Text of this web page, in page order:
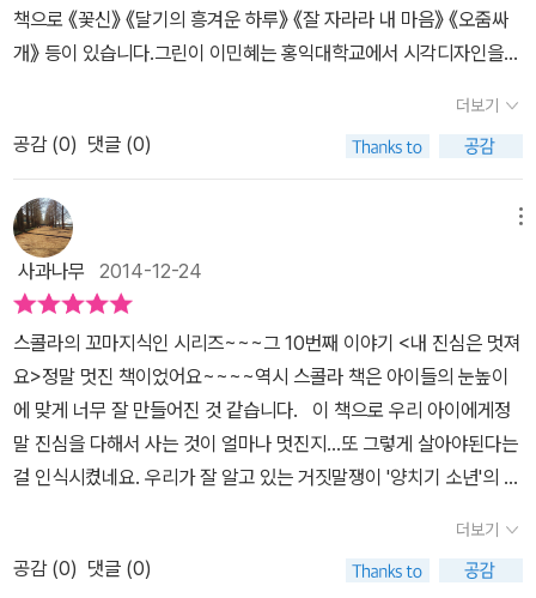
책으로 《꽃신》 《달기의 흥겨운 하루》 《잘 자라라 내 마음》 《오줌싸
개》 등이 있습니다.그린이 이민혜는 홍익대학교에서 시각디자인을
《난 밥 먹기 싫어》가 있고, 그린 책으로는 《지퍼가 고장 났다!》 《내
맘대로 할래》 《화가 둥! 둥! 둥!》 《치카치카 양치질 안 할래》 《얼렁뚱
땅 아가씨》 등이 있습니다.​[인터넷 교보문고 제공] ​​ 스콜라 꼬마지식
인 시리즈 10번째'내 진심은 멋져요' 라는 정말 멋진 책을 만나게 되
었다.가슴에 뜨거운 하트 모양의 따스한 마음이 느껴지는표지의 그림
이 인상적인데 어떤 내용을 담고 있을지 궁금했다.아이와 설레는 마
음으로 책을 펼쳤다. 주인공 똘똘이는 양치기 소년이다.여기서 뭔가
익숙한 스토리가 전개되지 않을까란 생각이 들면서웬지 우리에게 잘
알려진 양치기 소년..이 책의 전개가 그렇게 펼쳐질거란 예상을 하며
책을 살펴보니 똘똘이 역시 진정성이 없는 거짓말쟁이였다.부모님에
게 솔직하게 이야기 하지 않고대강 대강 일하면서 거짓말하는 일이
반복되고자신이 거짓말하는 행동이 왜 잘못되었는지 조차 생각하지
못하는 모습이 참 안타까웠다.그에 반해 이름도 마음만큼 이쁜 진심
이란 아이가 등장한다.항상 무엇인든 진심을 다해 위해주고 남 일을
더보기
공감 (0) 댓글 (0)
사과나무 2014-12-24
스콜라의 꼬마지식인 시리즈~~~그 10번째 이야기 <내 진심은 멋져
요>정말 멋진 책이었어요~~~~역시 스콜라 책은 아이들의 눈높이
에 맞게 너무 잘 만들어진 것 같습니다. 이 책으로 우리 아이에게정
말 진심을 다해서 사는 것이 얼마나 멋진지...또 그렇게 살아야된다는
걸 인식시켰네요. 우리가 잘 알고 있는 거짓말쟁이 '양치기 소년'의 이
나 해치는지~나와 다른 사람과의 관계를 어떻게 망가뜨리는지~잘
보여주고 있답니다. 무슨 일이든 대충하는 똘똘이는 부모님에게는 거
더보기
공감 (0) 댓글 (0)